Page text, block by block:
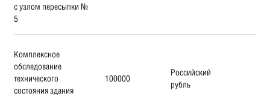
с узлом пересыпки №
5
Комплексное
обследование
технического
состояния здания
100000
Российский
рубль